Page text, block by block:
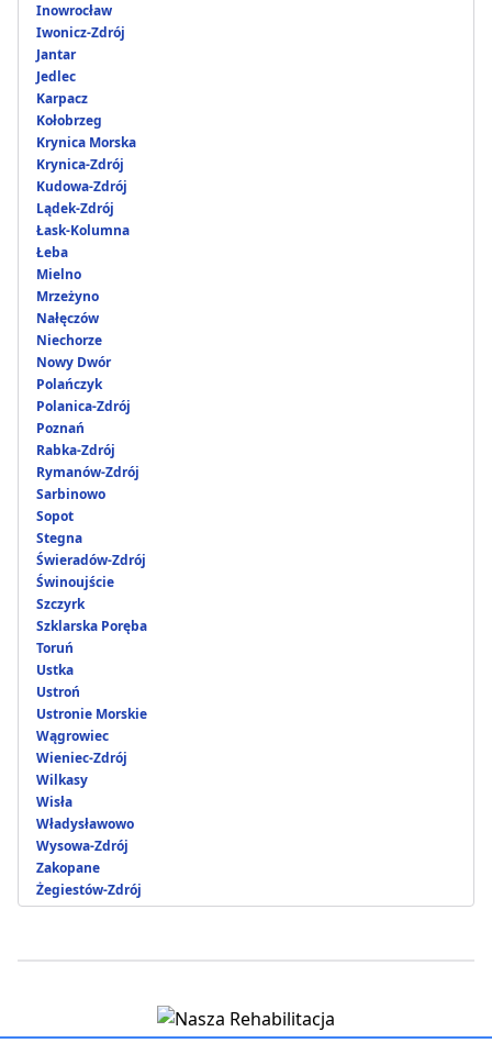
Inowrocław
Iwonicz-Zdrój
Jantar
Jedlec
Karpacz
Kołobrzeg
Krynica Morska
Krynica-Zdrój
Kudowa-Zdrój
Lądek-Zdrój
Łask-Kolumna
Łeba
Mielno
Mrzeżyno
Nałęczów
Niechorze
Nowy Dwór
Polańczyk
Polanica-Zdrój
Poznań
Rabka-Zdrój
Rymanów-Zdrój
Sarbinowo
Sopot
Stegna
Świeradów-Zdrój
Świnoujście
Szczyrk
Szklarska Poręba
Toruń
Ustka
Ustroń
Ustronie Morskie
Wągrowiec
Wieniec-Zdrój
Wilkasy
Wisła
Władysławowo
Wysowa-Zdrój
Zakopane
Żegiestów-Zdrój